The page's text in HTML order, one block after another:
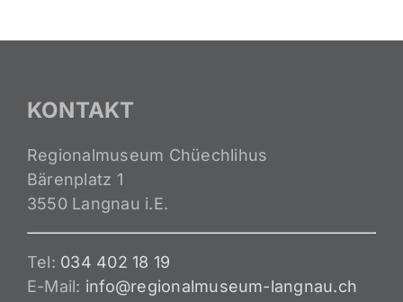
KONTAKT
Regionalmuseum Chüechlihus
Bärenplatz 1
3550 Langnau i.E.
Tel: 034 402 18 19
E-Mail: info@regionalmuseum-langnau.ch